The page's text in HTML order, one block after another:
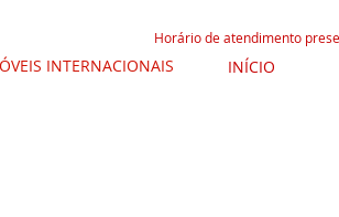
Horário de atendimento
INTERNACIONAIS INÍCIO